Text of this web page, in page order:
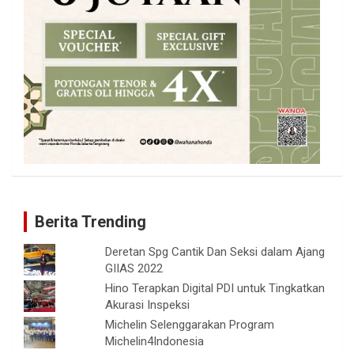
Berita Trending
Deretan Spg Cantik Dan Seksi dalam Ajang
GIIAS 2022
Hino Terapkan Digital PDI untuk Tingkatkan
Akurasi Inspeksi
Michelin Selenggarakan Program
Michelin4Indonesia